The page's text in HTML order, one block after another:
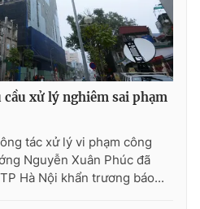
Bất động sản
Tấm lòng Việt
Vươn mình bằng AI
VTV8
xử lý nghiêm sai phạm
tác xử lý vi phạm công
Nguyễn Xuân Phúc đã
Hà Nội khẩn trương báo...